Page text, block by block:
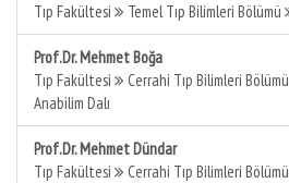
Tıp Fakültesi
Temel Tıp Bilimleri Bölümü
Prof.Dr. Mehmet Boğa
Tıp Fakültesi
Cerrahi Tıp Bilimleri Bölümü
Anabilim Dalı
Prof.Dr. Mehmet Dündar
Tıp Fakültesi
Cerrahi Tıp Bilimleri Bölümü